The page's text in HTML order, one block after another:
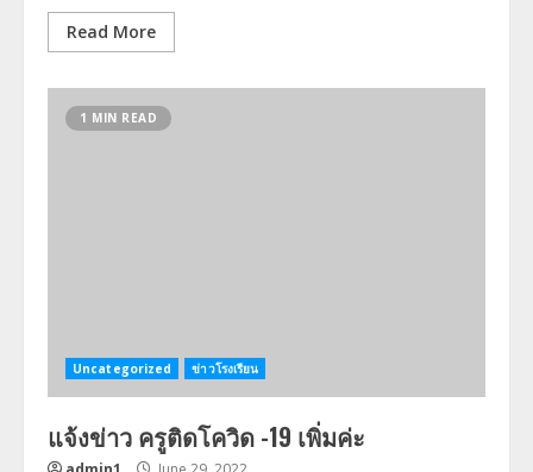
Read More
1 MIN READ
Uncategorized ข่าวโรงเรียน
แจ้งข่าว ครูติดโควิด -19 เพิ่มค่ะ